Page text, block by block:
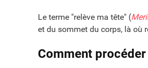
Le terme "relève ma tête" (
et du sommet du corps, là où
Comment procéder